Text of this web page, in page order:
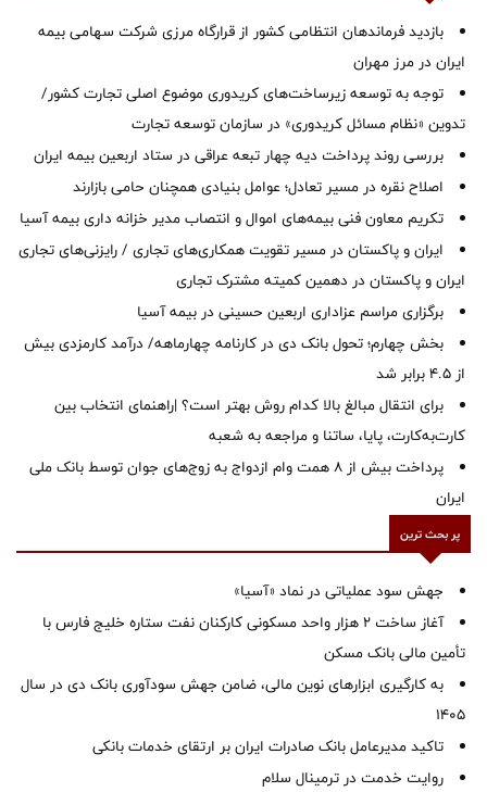
بازدید فرماندهان انتظامی کشور از قرارگاه مرزی شرکت سهامی بیمه
ایران در مرز مهران
توجه به توسعه زیرساخت‌های کریدوری موضوع اصلی تجارت کشور/
تدوین «نظام مسائل کریدوری» در سازمان توسعه تجارت
بررسی روند پرداخت دیه چهار تبعه عراقی در ستاد اربعین بیمه ایران
اصلاح نقره در مسیر تعادل؛ عوامل بنیادی همچنان حامی بازارند
تکریم معاون فنی بیمه‌های اموال و انتصاب مدیر خزانه داری بیمه آسیا
ایران و پاکستان در مسیر تقویت همکاری‌های تجاری / رایزنی‌های تجاری
ایران و پاکستان در دهمین کمیته مشترک تجاری
برگزاری مراسم عزاداری اربعین حسینی در بیمه آسیا
بخش چهارم؛ تحول بانک دی در کارنامه چهارماهه/ درآمد کارمزدی بیش
از ۴.۵ برابر شد
برای انتقال مبالغ بالا کدام روش بهتر است؟ |راهنمای انتخاب بین
کارت‌به‌کارت، پایا، ساتنا و مراجعه به شعبه
پرداخت بیش از ۸ همت وام ازدواج به زوج‌های جوان توسط بانک ملی
ایران
پر بحث ترین
جهش سود عملیاتی در نماد «آسیا»
آغاز ساخت ۲ هزار واحد مسکونی کارکنان نفت ستاره خلیج فارس با
تأمین مالی بانک مسکن
به کارگیری ابزارهای نوین مالی، ضامن جهش سودآوری بانک دی در سال
1405
تاکید مدیرعامل بانک صادرات ایران بر ارتقای خدمات بانکی
روایت خدمت در ترمینال سلام